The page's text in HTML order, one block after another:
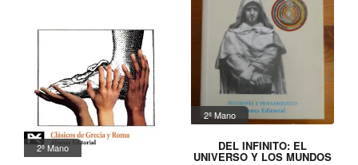
2ª Mano
2ª Mano
DEL INFINITO: EL
UNIVERSO Y LOS MUNDOS